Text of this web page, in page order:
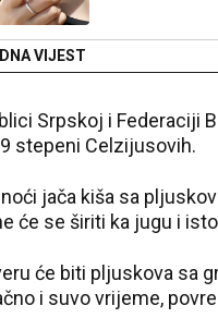
VIJEST
Srpskoj i Federaciji
stepeni Celzijusovih.
jača kiša sa
će se širiti ka jugu i
će biti pljuskova sa
i suvo vrijeme,